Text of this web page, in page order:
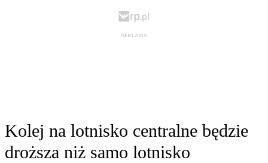
Kolej na lotnisko centralne będzie
droższa niż samo lotnisko